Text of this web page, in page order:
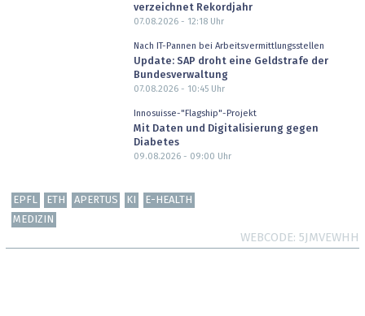
verzeichnet Rekordjahr
07.08.2026 - 12:18Uhr
Nach IT-Pannen bei Arbeitsvermittlungsstellen
Update: SAP droht eine Geldstrafe der
Bundesverwaltung
07.08.2026 - 10:45Uhr
Innosuisse-"Flagship"-Projekt
Mit Daten und Digitalisierung gegen
Diabetes
09.08.2026 - 09:00 Uhr
EPFL ETH APERTUS KI
E-HEALTH
MEDIZIN
WEBCODE 5JMVEWHH